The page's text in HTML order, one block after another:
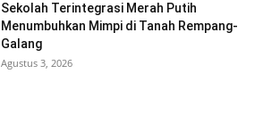
Sekolah Terintegrasi Merah Putih
Menumbuhkan Mimpi di Tanah Rempang-
Galang
Agustus 3, 2026